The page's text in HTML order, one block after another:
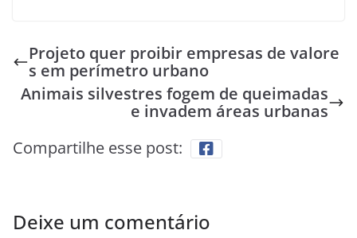
Projeto quer proibir empresas de valore
s em perímetro urbano
Animais silvestres fogem de queimadas
e invadem áreas urbanas
Compartilhe esse post:
Deixe um comentário